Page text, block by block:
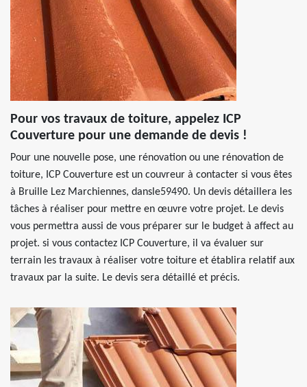
Pour vos travaux de toiture, appelez ICP
Couverture pour une demande de devis !
Pour une nouvelle pose, une rénovation ou une rénovation de
toiture, ICP Couverture est un couvreur à contacter si vous êtes
à Bruille Lez Marchiennes, dansle59490. Un devis détaillera les
tâches à réaliser pour mettre en œuvre votre projet. Le devis
vous permettra aussi de vous préparer sur le budget à affect au
projet. si vous contactez ICP Couverture, il va évaluer sur
terrain les travaux à réaliser votre toiture et établira relatif aux
travaux par la suite. Le devis sera détaillé et précis.